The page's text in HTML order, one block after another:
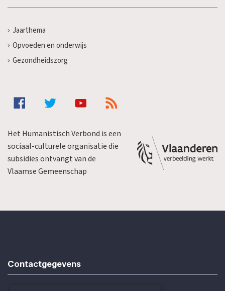
Jaarthema
Opvoeden en onderwijs
Gezondheidszorg
Het Humanistisch Verbond is een
sociaal-culturele organisatie die
subsidies ontvangt van de
Vlaamse Gemeenschap
Contactgegevens